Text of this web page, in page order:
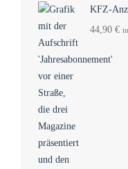
KFZ-
44,90 €